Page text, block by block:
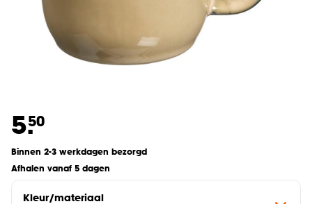
5.50
Binnen 2-3 werkdagen bezorgd
Afhalen vanaf 5 dagen
Kleur/materiaal